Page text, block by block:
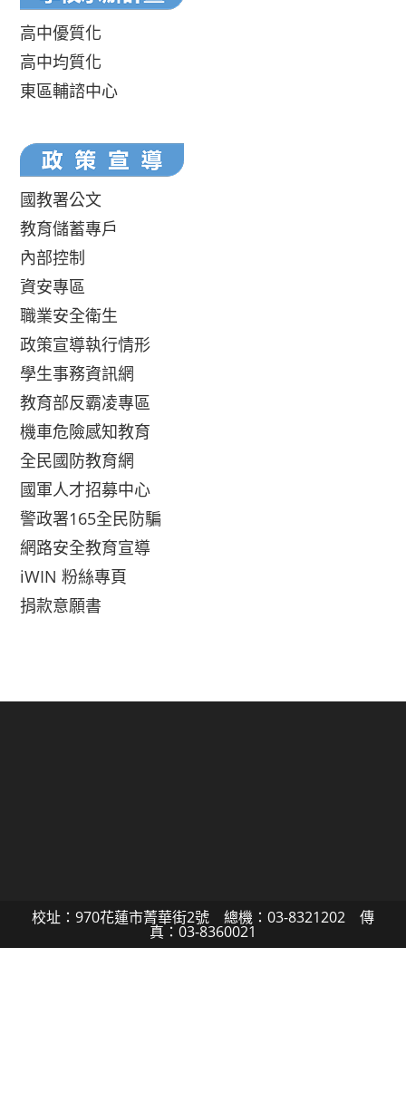
高中優質化
高中均質化
東區輔諮中心
國教署公文
教育儲蓄專戶
內部控制
資安專區
職業安全衛生
政策宣導執行情形
學生事務資訊網
教育部反霸凌專區
機車危險感知教育
全民國防教育網
國軍人才招募中心
警政署165全民防騙
網路安全教育宣導
iWIN 粉絲專頁
捐款意願書
校址：970花蓮市菁華街2號 總機：03-8321202 傳
真：03-8360021